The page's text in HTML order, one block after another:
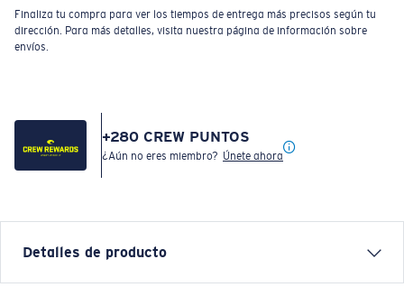
Finaliza tu compra para ver los tiempos de entrega más precisos según tu
dirección. Para más detalles, visita nuestra página de información sobre
envíos.
+280 CREW PUNTOS
¿Aún no eres miembro? Únete ahora
Detalles de producto